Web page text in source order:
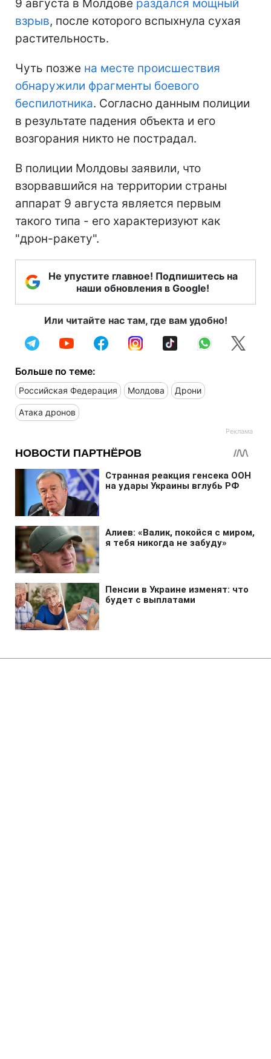
9 августа в Молдове раздался мощный
взрыв, после которого вспыхнула сухая
растительность.
Чуть позже на месте происшествия
обнаружили фрагменты боевого
беспилотника. Согласно данным полиции
в результате падения объекта и его
возгорания никто не пострадал.
В полиции Молдовы заявили, что
взорвавшийся на территории страны
аппарат 9 августа является первым
такого типа - его характеризуют как
"дрон-ракету".
Не упустите главное! Подпишитесь на
наши обновления в Google!
Или читайте нас там, где вам удобно!
Больше по теме:
Российская Федерация Молдова Дрони
Атака дронов